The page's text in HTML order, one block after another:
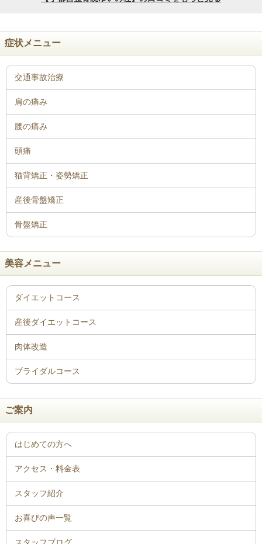
症状メニュー
骨盤矯正
美容メニュー
ご案内
はじめての方へ
アクセス・料金表
スタッフ紹介
お喜びの声一覧